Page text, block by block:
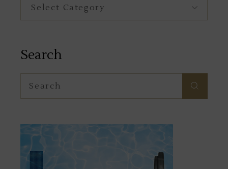
Search
for: